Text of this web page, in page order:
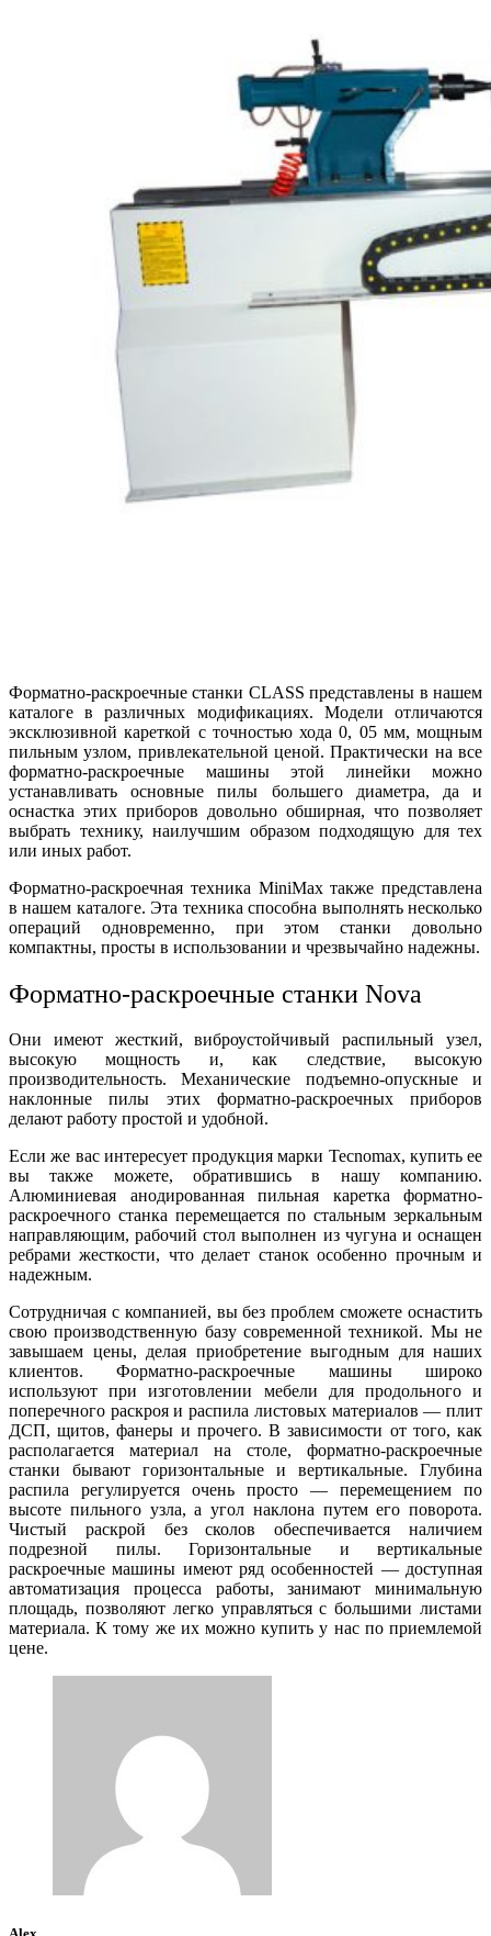
Форматно-раскроечные станки CLASS представлены в нашем
каталоге в различных модификациях. Модели отличаются
эксклюзивной кареткой с точностью хода 0, 05 мм, мощным
пильным узлом, привлекательной ценой. Практически на все
форматно-раскроечные машины этой линейки можно
устанавливать основные пилы большего диаметра, да и
оснастка этих приборов довольно обширная, что позволяет
выбрать технику, наилучшим образом подходящую для тех
или иных работ.
Форматно-раскроечная техника MiniMax также представлена
в нашем каталоге. Эта техника способна выполнять несколько
операций одновременно, при этом станки довольно
компактны, просты в использовании и чрезвычайно надежны.
Форматно-раскроечные станки Nova
Они имеют жесткий, виброустойчивый распильный узел,
высокую мощность и, как следствие, высокую
производительность. Механические подъемно-опускные и
наклонные пилы этих форматно-раскроечных приборов
делают работу простой и удобной.
Если же вас интересует продукция марки Tecnomax, купить ее
вы также можете, обратившись в нашу компанию.
Алюминиевая анодированная пильная каретка форматно-
раскроечного станка перемещается по стальным зеркальным
направляющим, рабочий стол выполнен из чугуна и оснащен
ребрами жесткости, что делает станок особенно прочным и
надежным.
Сотрудничая с компанией, вы без проблем сможете оснастить
свою производственную базу современной техникой. Мы не
завышаем цены, делая приобретение выгодным для наших
клиентов. Форматно-раскроечные машины широко
используют при изготовлении мебели для продольного и
поперечного раскроя и распила листовых материалов — плит
ДСП, щитов, фанеры и прочего. В зависимости от того, как
располагается материал на столе, форматно-раскроечные
станки бывают горизонтальные и вертикальные. Глубина
распила регулируется очень просто — перемещением по
высоте пильного узла, а угол наклона путем его поворота.
Чистый раскрой без сколов обеспечивается наличием
подрезной пилы. Горизонтальные и вертикальные
раскроечные машины имеют ряд особенностей — доступная
автоматизация процесса работы, занимают минимальную
площадь, позволяют легко управляться с большими листами
материала. К тому же их можно купить у нас по приемлемой
цене.